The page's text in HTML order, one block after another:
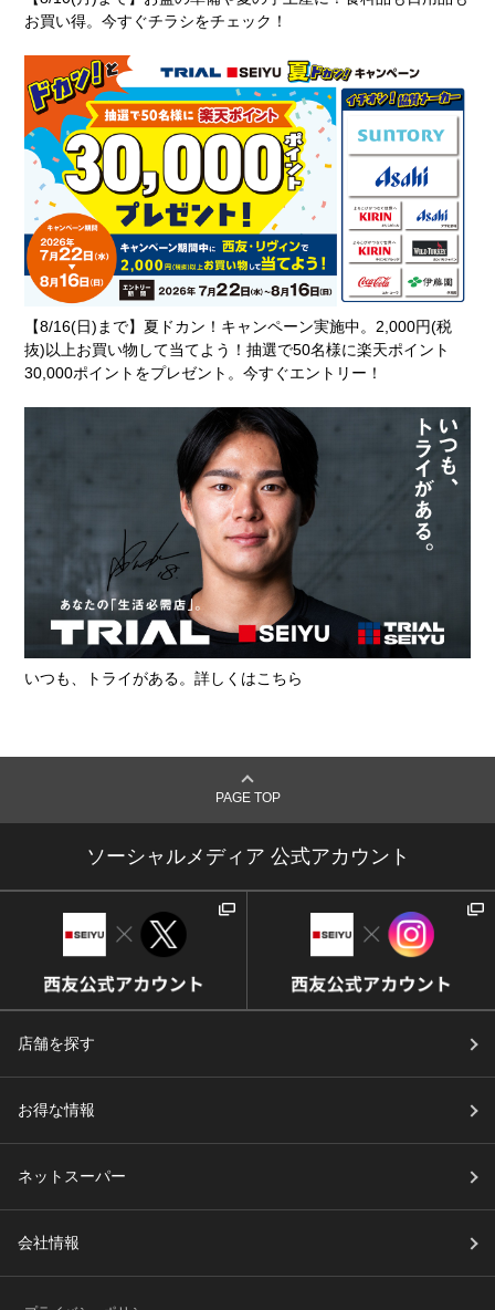
お買い得。今すぐチラシをチェック！
【8/16(日)まで】夏ドカン！キャンペーン実施中。2,000円(税
抜)以上お買い物して当てよう！抽選で50名様に楽天ポイント
30,000ポイントをプレゼント。今すぐエントリー！
いつも、トライがある。詳しくはこちら
PAGE TOP
ソーシャルメディア 公式アカウント
店舗を探す
お得な情報
ネットスーパー
会社情報